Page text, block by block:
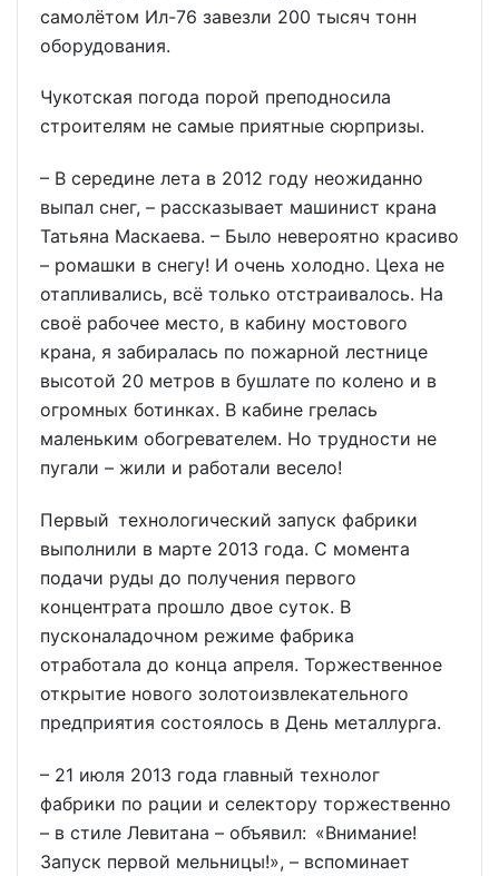
самолётом Ил-76 завезли 200 тысяч тонн
оборудования.
Чукотская погода порой преподносила
строителям не самые приятные сюрпризы.
– В середине лета в 2012 году неожиданно
выпал снег, – рассказывает машинист крана
Татьяна Маскаева. – Было невероятно красиво
– ромашки в снегу! И очень холодно. Цеха не
отапливались, всё только отстраивалось. На
своё рабочее место, в кабину мостового
крана, я забиралась по пожарной лестнице
высотой 20 метров в бушлате по колено и в
огромных ботинках. В кабине грелась
маленьким обогревателем. Но трудности не
пугали – жили и работали весело!
Первый технологический запуск фабрики
выполнили в марте 2013 года. С момента
подачи руды до получения первого
концентрата прошло двое суток. В
пусконаладочном режиме фабрика
отработала до конца апреля. Торжественное
открытие нового золотоизвлекательного
предприятия состоялось в День металлурга.
– 21 июля 2013 года главный технолог
фабрики по рации и селектору торжественно
– в стиле Левитана – объявил: «Внимание!
Запуск первой мельницы!», – вспоминает